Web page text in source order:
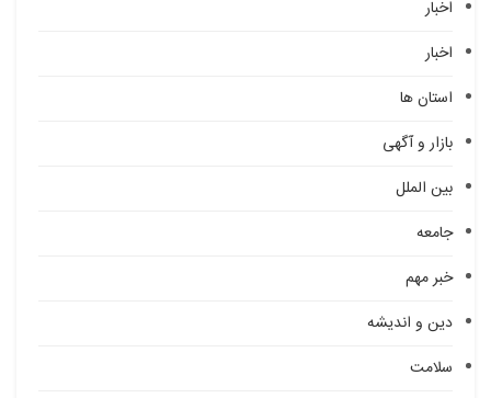
اخبار
اخبار
استان ها
بازار و آگهی
بین الملل
جامعه
خبر مهم
دین و اندیشه
سلامت